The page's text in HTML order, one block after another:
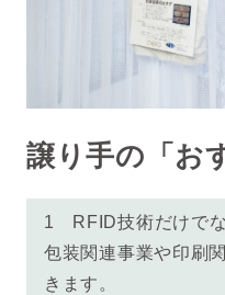
譲り手の「お
1 RFID技術だけで
包装関連事業や印刷
きます。